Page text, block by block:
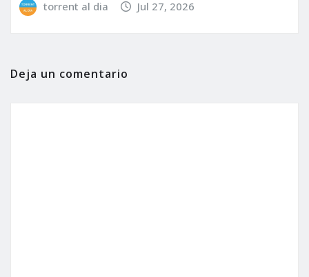
torrent al dia Jul 27, 2026
Deja un comentario